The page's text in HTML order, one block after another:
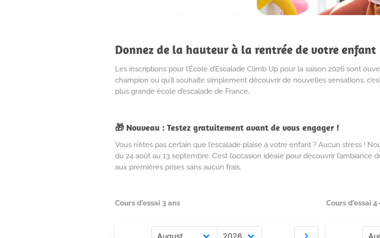
Donnez de la hauteur à la rentrée de votre enfant
Les inscriptions pour l’École d’Escalade Climb Up pour la saison 2026 sont
champion ou qu’il souhaite simplement découvrir de nouvelles sensations,
plus grande école d’escalade de France.
🎁 Nouveau : Testez gratuitement avant de vous engager !
Vous n’êtes pas certain que l’escalade plaise à votre enfant ? Aucun stress !
du 24 août au 13 septembre. C’est l’occasion idéale pour découvrir l’ambiance
aux premières prises sans aucun frais.
Cours d’essai 3 ans Cours d’essai